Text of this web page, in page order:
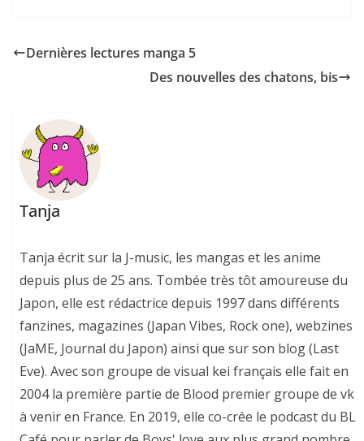
Dernières lectures manga 5
Des nouvelles des chatons, bis
Tanja
Tanja écrit sur la J-music, les mangas et les anime
depuis plus de 25 ans. Tombée très tôt amoureuse du
Japon, elle est rédactrice depuis 1997 dans différents
fanzines, magazines (Japan Vibes, Rock one), webzines
(JaME, Journal du Japon) ainsi que sur son blog (Last
Eve). Avec son groupe de visual kei français elle fait en
2004 la première partie de Blood premier groupe de vk
à venir en France. En 2019, elle co-crée le podcast du BL